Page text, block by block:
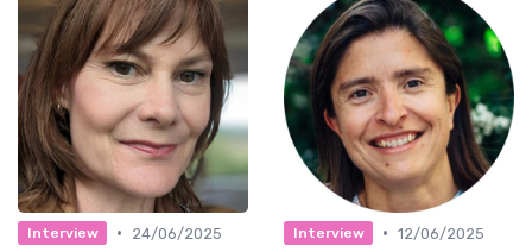
Interview •
24/06/2025
Interview • 12/06/2025